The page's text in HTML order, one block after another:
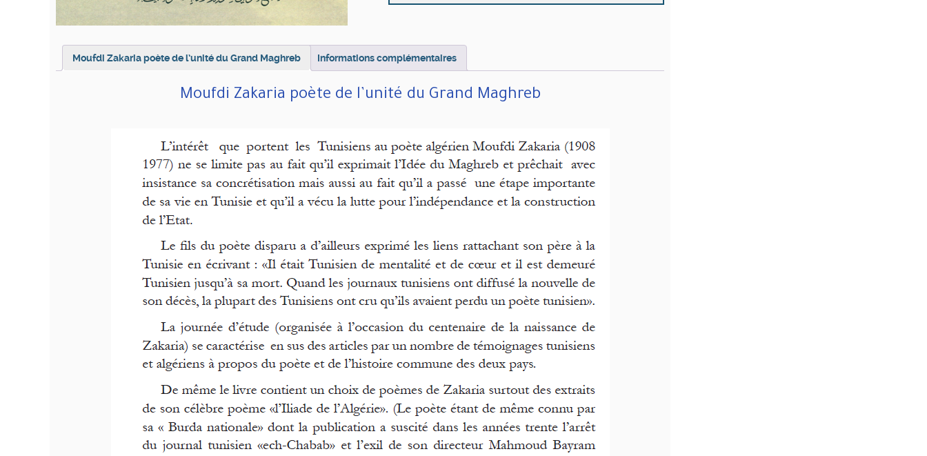
l’unité
Moufdi Zakaria poète de l’unité du Grand Maghreb Informations complémentaires
Moufdi Zakaria poète de l’unité du Grand Maghreb